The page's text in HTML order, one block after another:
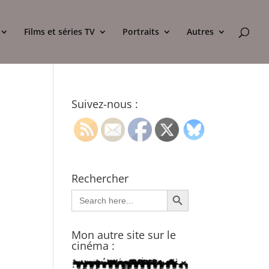
Films et séries TV Portraits Autres
Suivez-nous :
Rechercher
Search
for:
Search Button
Mon autre site sur le
cinéma :